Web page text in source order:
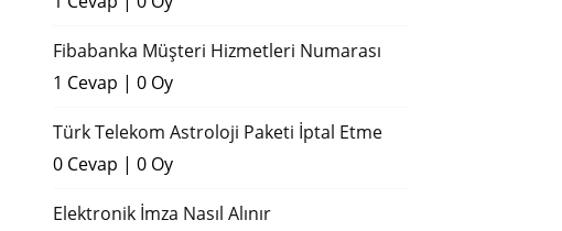
Fibabanka Müşteri Hizmetleri Numarası
1 Cevap | 0 Oy
Türk Telekom Astroloji Paketi İptal Etme
0 Cevap | 0 Oy
Elektronik İmza Nasıl Alınır